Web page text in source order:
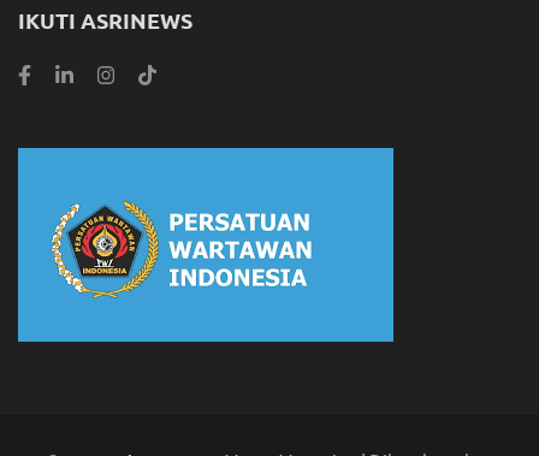
IKUTI ASRINEWS